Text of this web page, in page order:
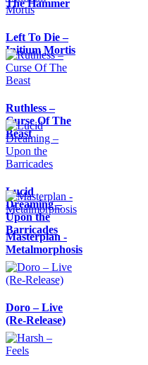
The Hammer
Left To Die –
Initium Mortis
Ruthless –
Curse Of The
Beast
Lucid
Dreaming –
Upon the
Barricades
Masterplan -
Metalmorphosis
Doro – Live
(Re-Release)